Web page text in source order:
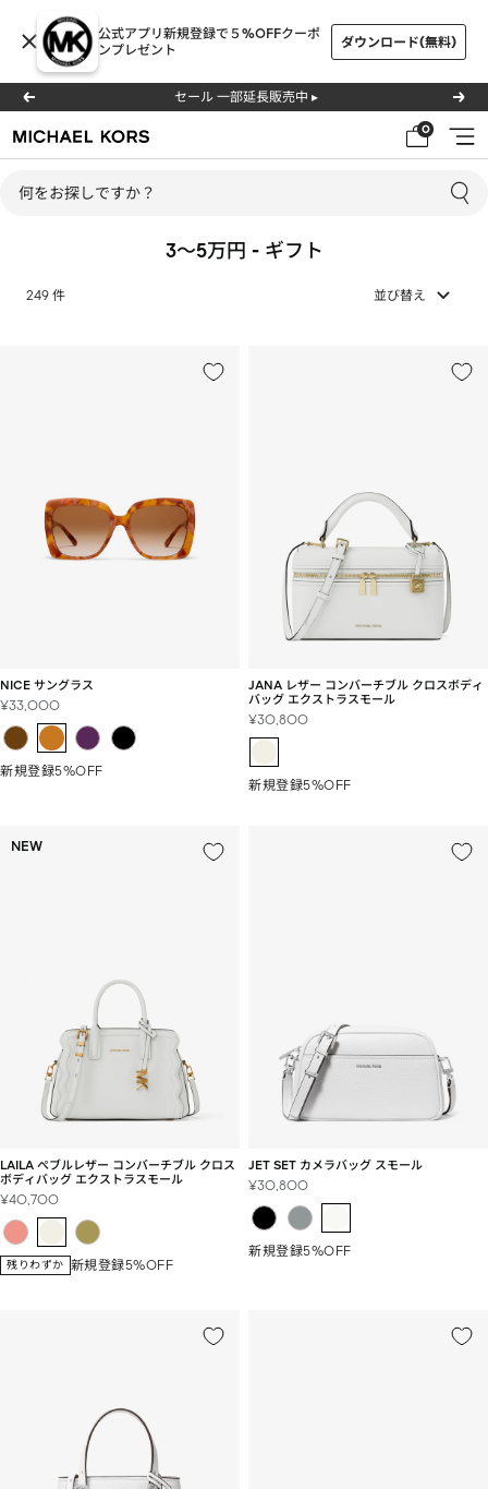
へ
公式アプリ新規登録で５%OFFクーポ
ンプレゼント
ダウンロード(無料)
戻
る
セール 一部延長販売中 ▸
次
へ
ナ
ゲ
マ
ケ
ス
0
3〜5万円 - ギフト
249 件 並び替え
NICE サングラス
セ
ー
ル
格
¥33,000
新規登録5%OFF
JANA レザー コンバーチブル クロスボディ
バッグ エクストラスモール
セ
ー
ル
格
¥30,800
新規登録5%OFF
NEW
LAILA ぺブルレザー コンバーチブル クロス
ボディバッグ エクストラスモール
セ
ー
ル
価
格
¥40,700
残りわずか 新規登録5%OFF
JET SET カメラバッグ スモール
セ
ー
ル
格
¥30,800
新規登録5%OFF